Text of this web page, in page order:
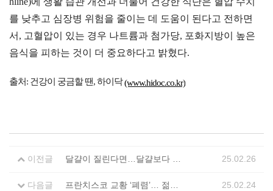
를 낮추고 심장병 위험을 줄이는 데 도움이 된다고 전하면
서, 고혈압이 있는 경우 나트륨과 첨가당, 포화지방이 높은
음식을 피하는 것이 더 중요하다고 밝혔다.
출처: 건강이 궁금할 땐, 하이닥(www.hidoc.co.kr)
이전글 달걀이 질린다면…달걀보다 단백질이 더 많은 음식 7가지 25.02.26
다음글 프란치스코 교황 ‘폐렴’… 젊은 층도 주의 필요, 예방하려면? 25.02.24